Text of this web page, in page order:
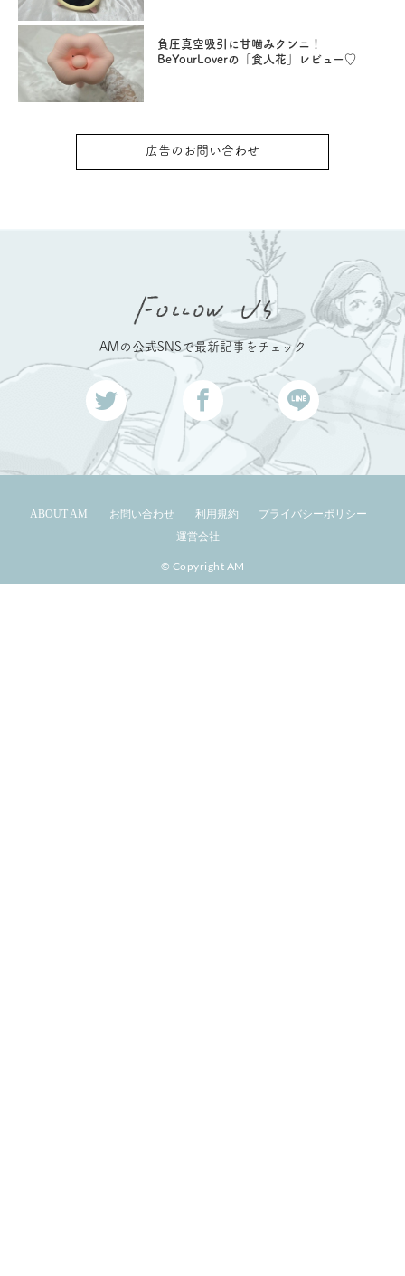
負圧真空吸引に甘噛みクンニ！
BeYourLoverの「食人花」レビュー♡
広告のお問い合わせ
AMの公式SNSで最新記事をチェック
ABOUT AM お問い合わせ 利用規約
プライバシーポリシー
運営会社
© Copyright AM